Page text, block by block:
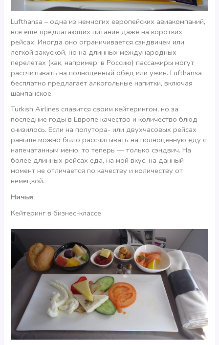
Lufthansa – одна из немногих европейских авиакомпаний,
все еще предлагающих питание даже на коротких
рейсах. Иногда оно ограничивается сэндвичем или
легкой закуской, но на длинных международных
перелетах (как, например, в Россию) пассажиры могут
рассчитывать на полноценный обед или ужин. Lufthansa
бесплатно предлагает алкогольные напитки, включая
шампанское.
Turkish Airlines славится своим кейтерингом, но за
последние годы в Европе качество и количество блюд
снизилось. Если на полутора- или двухчасовых рейсах
раньше можно было рассчитывать на полноценную еду с
напечатанным меню, то теперь — только сэндвич. На
более длинных рейсах еда, на мой вкус, на данный
момент не отличается по качеству и количеству от
немецкой.
Ничья
Кейтеринг в бизнес-классе